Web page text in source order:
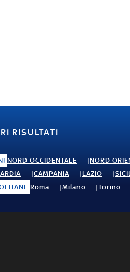
RISULTATI
NORD OCCIDENTALE NORD
CAMPANIA LAZIO
Roma Milano Torino